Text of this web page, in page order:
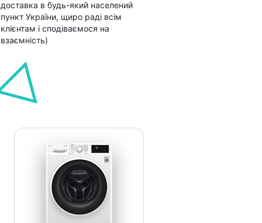
доставка в будь-який населений
пункт України, щиро раді всім
клієнтам і сподіваємося на
взаємність)